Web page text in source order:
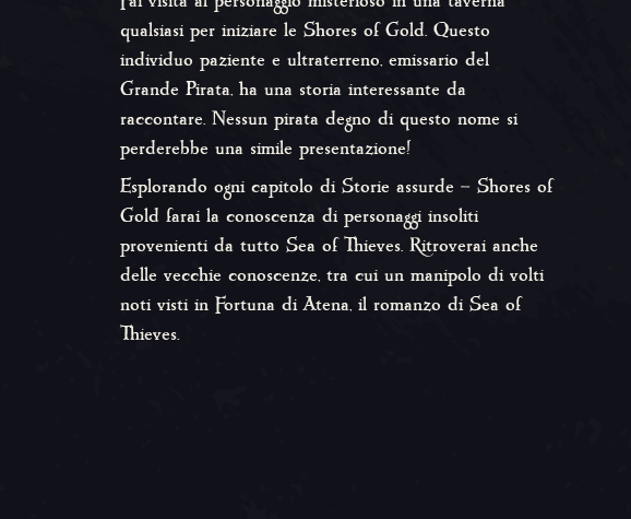
qualsiasi per iniziare le Shores of Gold. Questo
individuo paziente e ultraterreno, emissario del
Grande Pirata, ha una storia interessante da
raccontare. Nessun pirata degno di questo nome si
perderebbe una simile presentazione!
Esplorando ogni capitolo di Storie assurde – Shores of
Gold farai la conoscenza di personaggi insoliti
provenienti da tutto Sea of Thieves. Ritroverai anche
delle vecchie conoscenze, tra cui un manipolo di volti
noti visti in Fortuna di Atena, il romanzo di Sea of
Thieves.